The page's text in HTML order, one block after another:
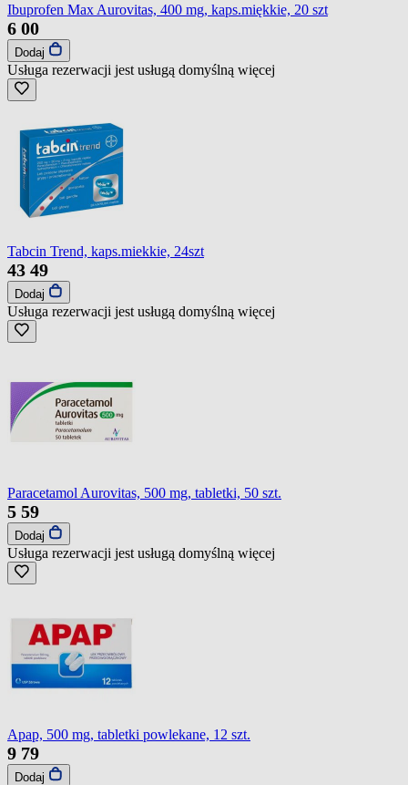
Ibuprofen Max Aurovitas, 400 mg, kaps.miękkie, 20 szt
6 00
Dodaj
Usługa rezerwacji jest usługą domyślną więcej
Tabcin Trend, kaps.miekkie, 24szt
43 49
Dodaj
Usługa rezerwacji jest usługą domyślną więcej
Paracetamol Aurovitas, 500 mg, tabletki, 50 szt.
5 59
Dodaj
Usługa rezerwacji jest usługą domyślną więcej
Apap, 500 mg, tabletki powlekane, 12 szt.
9 79
Dodaj